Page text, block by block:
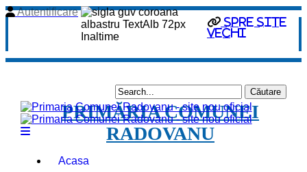
Spre site
vechi
Autentificare
PRIMĂRIA COMUNEI
RADOVANU
Acasa